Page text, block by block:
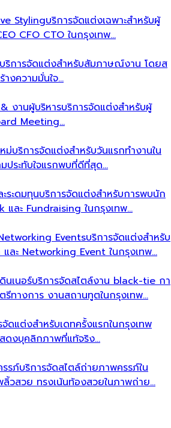
Stylingบริการจัดแต่งเฉพาะสำหรับผู้
CFO CTO ในกรุงเทพ…
บริการจัดแต่งสำหรับสัมภาษณ์งาน โดยส
งความมั่นใจ…
งานผู้บริหารบริการจัดแต่งสำหรับผู้
Meeting…
ม่บริการจัดแต่งสำหรับวันแรกทำงานใน
ประทับใจแรกพบที่ดีที่สุด…
ระดมทุนบริการจัดแต่งสำหรับการพบนัก
ละ Fundraising ในกรุงเทพ…
Eventsบริการจัดแต่งสำหรับ
และ Networking Event ในกรุงเทพ…
นเนอร์บริการจัดสไตล์งาน black-tie กา
รีทางการ งานสถานทูตในกรุงเทพ…
ดแต่งสำหรับเดทครั้งแรกในกรุงเทพ
ดงบุคลิกภาพที่แท้จริง…
รภ์บริการจัดสไตล์ถ่ายภาพครรภ์ใน
วสวย ทรงเน้นท้องสวยในภาพถ่าย…